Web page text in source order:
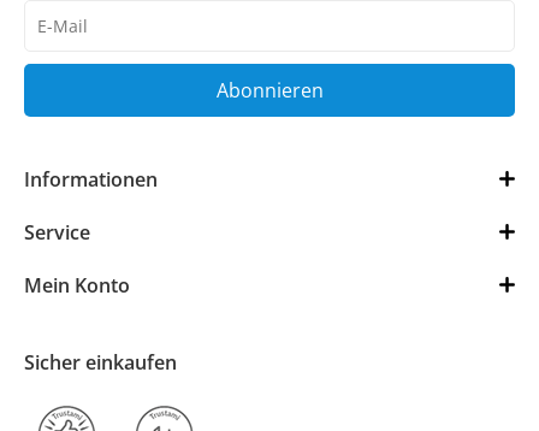
Honig
Abonnieren
Informationen
Service
Mein Konto
Sicher einkaufen